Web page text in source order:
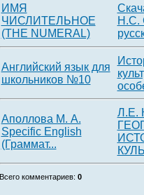
ИMЯ
ЧИСЛИТЕЛЬНОЕ
(THE NUMЕRAL)
Н.С.
Английский язык для
школьников №10
Аполлова М. А.
Specific English
(Граммат...
Л.Е.
Всего комментариев: 0